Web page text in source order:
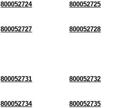
800052724 800052725
800052727 800052728
800052731 800052732
800052734 800052735